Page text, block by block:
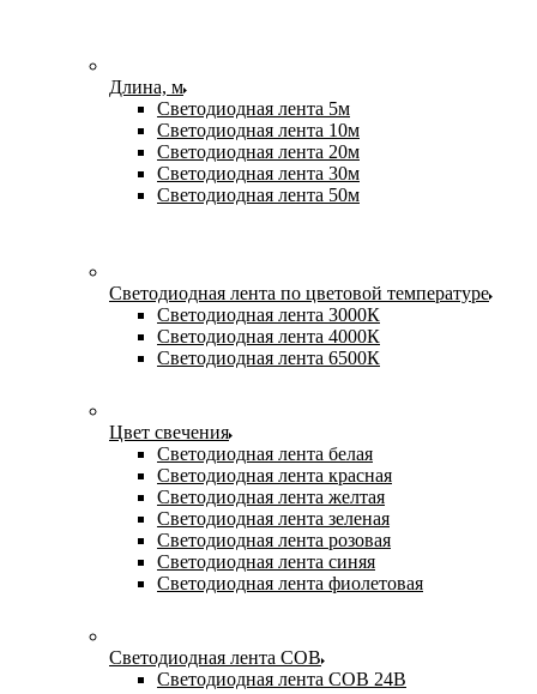
Длина, м
Светодиодная лента 5м
Светодиодная лента 10м
Светодиодная лента 20м
Светодиодная лента 30м
Светодиодная лента 50м
Светодиодная лента по цветовой температуре
Светодиодная лента 3000К
Светодиодная лента 4000К
Светодиодная лента 6500К
Цвет свечения
Светодиодная лента белая
Светодиодная лента красная
Светодиодная лента желтая
Светодиодная лента зеленая
Светодиодная лента розовая
Светодиодная лента синяя
Светодиодная лента фиолетовая
Светодиодная лента COB
Светодиодная лента COB 24В